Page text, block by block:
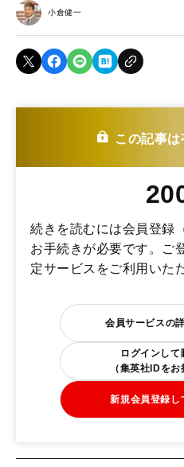
小倉健一
この記事
続きを読むには会員登録
お手続きが必要です。ご
定サービスをご利用いた
会員サービスの
ログインして
（集英社IDをお
新規会員登録し